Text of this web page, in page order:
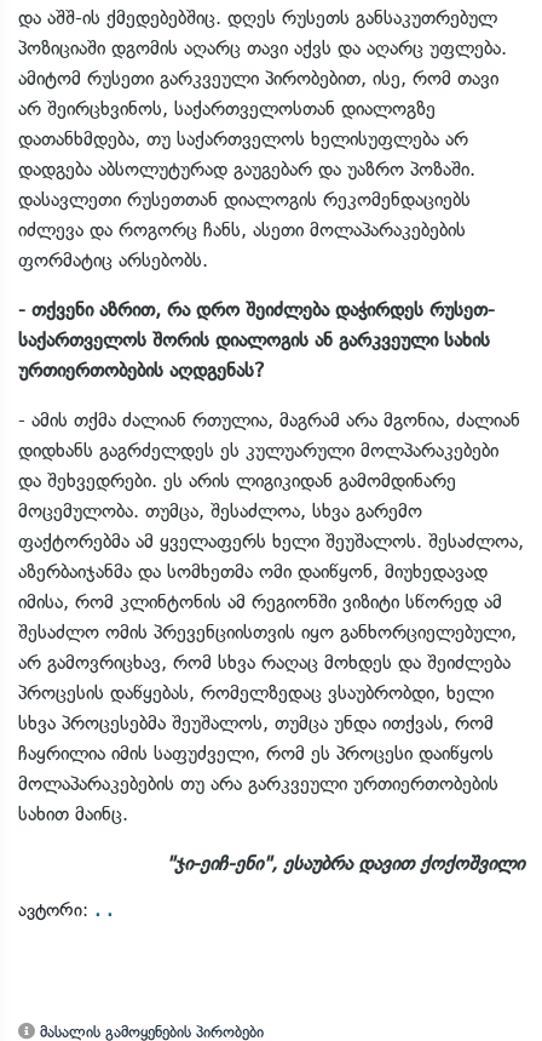
და აშშ-ის ქმედებებშიც. დღეს რუსეთს განსაკუთრებულ
პოზიციაში დგომის აღარც თავი აქვს და აღარც უფლება.
ამიტომ რუსეთი გარკვეული პირობებით, ისე, რომ თავი
არ შეირცხვინოს, საქართველოსთან დიალოგზე
დათანხმდება, თუ საქართველოს ხელისუფლება არ
დადგება აბსოლუტურად გაუგებარ და უაზრო პოზაში.
დასავლეთი რუსეთთან დიალოგის რეკომენდაციებს
იძლევა და როგორც ჩანს, ასეთი მოლაპარაკებების
ფორმატიც არსებობს.
- თქვენი აზრით, რა დრო შეიძლება დაჭირდეს რუსეთ-
საქართველოს შორის დიალოგის ან გარკვეული სახის
ურთიერთობების აღდგენას?
- ამის თქმა ძალიან რთულია, მაგრამ არა მგონია, ძალიან
დიდხანს გაგრძელდეს ეს კულუარული მოლპარაკებები
და შეხვედრები. ეს არის ლიგიკიდან გამომდინარე
მოცემულობა. თუმცა, შესაძლოა, სხვა გარემო
ფაქტორებმა ამ ყველაფერს ხელი შეუშალოს. შესაძლოა,
აზერბაიჯანმა და სომხეთმა ომი დაიწყონ, მიუხედავად
იმისა, რომ კლინტონის ამ რეგიონში ვიზიტი სწორედ ამ
შესაძლო ომის პრევენციისთვის იყო განხორციელებული,
არ გამოვრიცხავ, რომ სხვა რაღაც მოხდეს და შეიძლება
პროცესის დაწყებას, რომელზედაც ვსაუბრობდი, ხელი
სხვა პროცესებმა შეუშალოს, თუმცა უნდა ითქვას, რომ
ჩაყრილია იმის საფუძველი, რომ ეს პროცესი დაიწყოს
მოლაპარაკებების თუ არა გარკვეული ურთიერთობების
სახით მაინც.
"ჯი-ეიჩ-ენი", ესაუბრა დავით ქოქოშვილი
ავტორი: . .
მასალის გამოყენების პირობები